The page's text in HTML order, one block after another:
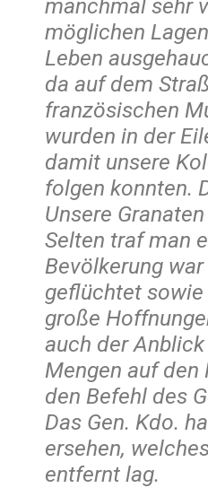
manchmal sehr
möglichen
Leben
da auf dem
französischen
wurden in der
damit unsere
folgen konnten.
Unsere
Selten traf man
Bevölkerung
geflüchtet
große
auch der
Mengen auf den
den Befehl des
Das Gen. Kdo.
ersehen,
entfernt lag.